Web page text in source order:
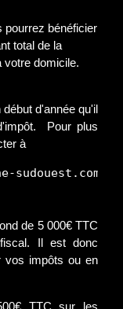
pourrez bénéficier
total de la
votre domicile.
d'année qu'il
Pour plus
à
sudouest.com/
de 5 000€ TTC
Il est donc
vos impôts ou en
TTC sur les